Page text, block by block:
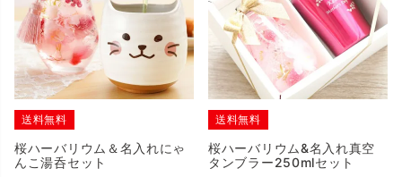
送料無料
桜ハーバリウム＆名入れにゃ
んこ湯呑セット
送料無料
桜ハーバリウム&名入れ真空
タンブラー250mlセット